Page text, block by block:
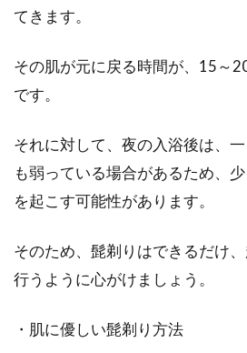
てきます。
その肌が元に戻る時間が、15～
です。
それに対して、夜の入浴後は、
も弱っている場合があるため、
を起こす可能性があります。
そのため、髭剃りはできるだけ
行うように心がけましょう。
・肌に優しい髭剃り方法